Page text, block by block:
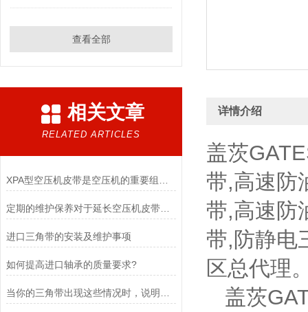
查看全部
相关文章
RELATED ARTICLES
进口三角带的安装及维护事项
如何提高进口轴承的质量要求?
详情介绍
盖茨
带,高速防
带,高速防
带,防静电
区总代理
盖茨